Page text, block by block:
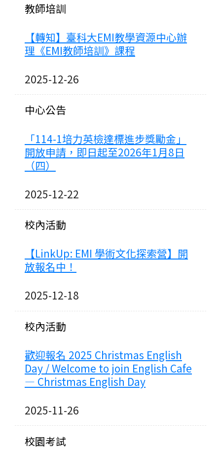
教師培訓
【轉知】臺科大EMI教學資源中心辦
理《EMI教師培訓》課程
2025-12-26
中心公告
「114-1培力英檢達標進步獎勵金」
開放申請，即日起至2026年1月8日
（四）
2025-12-22
校內活動
【LinkUp: EMI 學術文化探索營】開
放報名中！
2025-12-18
校內活動
歡迎報名 2025 Christmas English
Day / Welcome to join English Cafe
— Christmas English Day
2025-11-26
校園考試